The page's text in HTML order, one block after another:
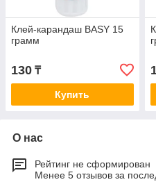
Клей-карандаш BASY 15
грамм
130 ₸
Купить
О нас
Рейтинг не сформирован
Менее 5 отзывов за